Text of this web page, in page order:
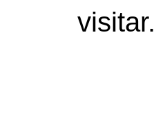
visitar.